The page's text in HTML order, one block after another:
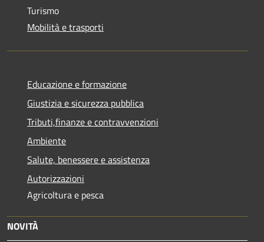
Turismo
Mobilità e trasporti
Educazione e formazione
Giustizia e sicurezza pubblica
Tributi,finanze e contravvenzioni
Ambiente
Salute, benessere e assistenza
Autorizzazioni
Agricoltura e pesca
NOVITÀ